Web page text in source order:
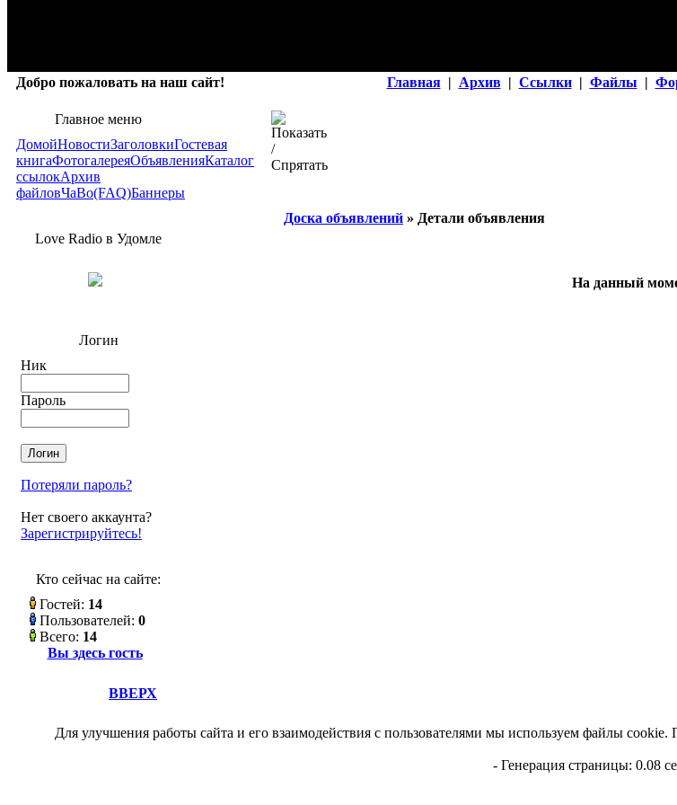
Добро пожаловать на наш сайт! Главная | Архив | Ссылки | Файлы |
Главное меню
ДомойНовостиЗаголовкиГостевая
книгаФотогалереяОбъявленияКаталог
ссылокАрхив
файловЧаВо(FAQ)Баннеры
Love Radio в Удомле
Логин
Ник
Пароль
Потеряли пароль?
Нет своего аккаунта?
Зарегистрируйтесь!
Кто сейчас на сайте:
Гостей: 14
Пользователей: 0
Всего: 14
Вы здесь гость
Доска объявлений » Детали объявления
На данный
ВВЕРХ
Для улучшения работы сайта и его взаимодействия с пользователями мы используем файлы
- Генерация страницы: 0.08